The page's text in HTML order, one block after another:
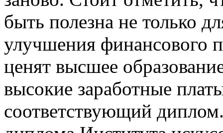
быть полезна не только
улучшения финансового
ценят высшее
высокие заработные
соответствующий